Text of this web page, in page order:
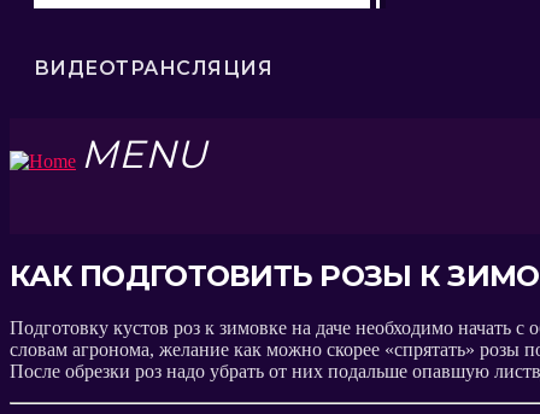
ВИДЕОТРАНСЛЯЦИЯ
MENU
КАК ПОДГОТОВИТЬ РОЗЫ К
Подготовку кустов роз к зимовке на даче необходимо начать
словам агронома, желание как можно скорее «спрятать»
После обрезки роз надо убрать от них подальше опавшую